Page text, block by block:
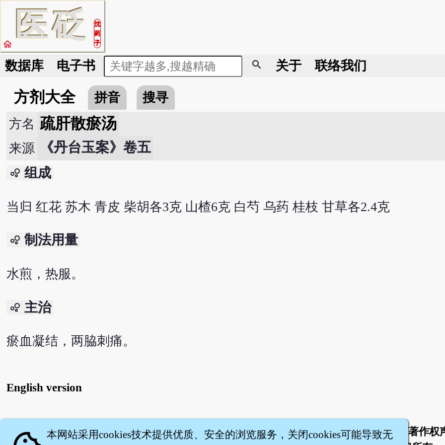
医砭
沈
药
子
home
数据库 电子书 search 关于 联络我们
方剂大全 拼音
搜寻
方名 疏肝散瘀汤
来源 《丹台玉案》卷五
bubble_chart 组成
当归 红花 苏木 青皮 柴胡各3克 山楂6克 白芍 乌药 桂枝 甘草各2.4克
bubble_chart 制法用量
水煎，热服。
bubble_chart 主治
瘀血凝结，两脇刺痛。
English version
关于 | 联络我们 服务条款 隐私权条款
著作权
本网站采用cookies技术提供优质、安全的浏览服务，关闭cookies可能导致无